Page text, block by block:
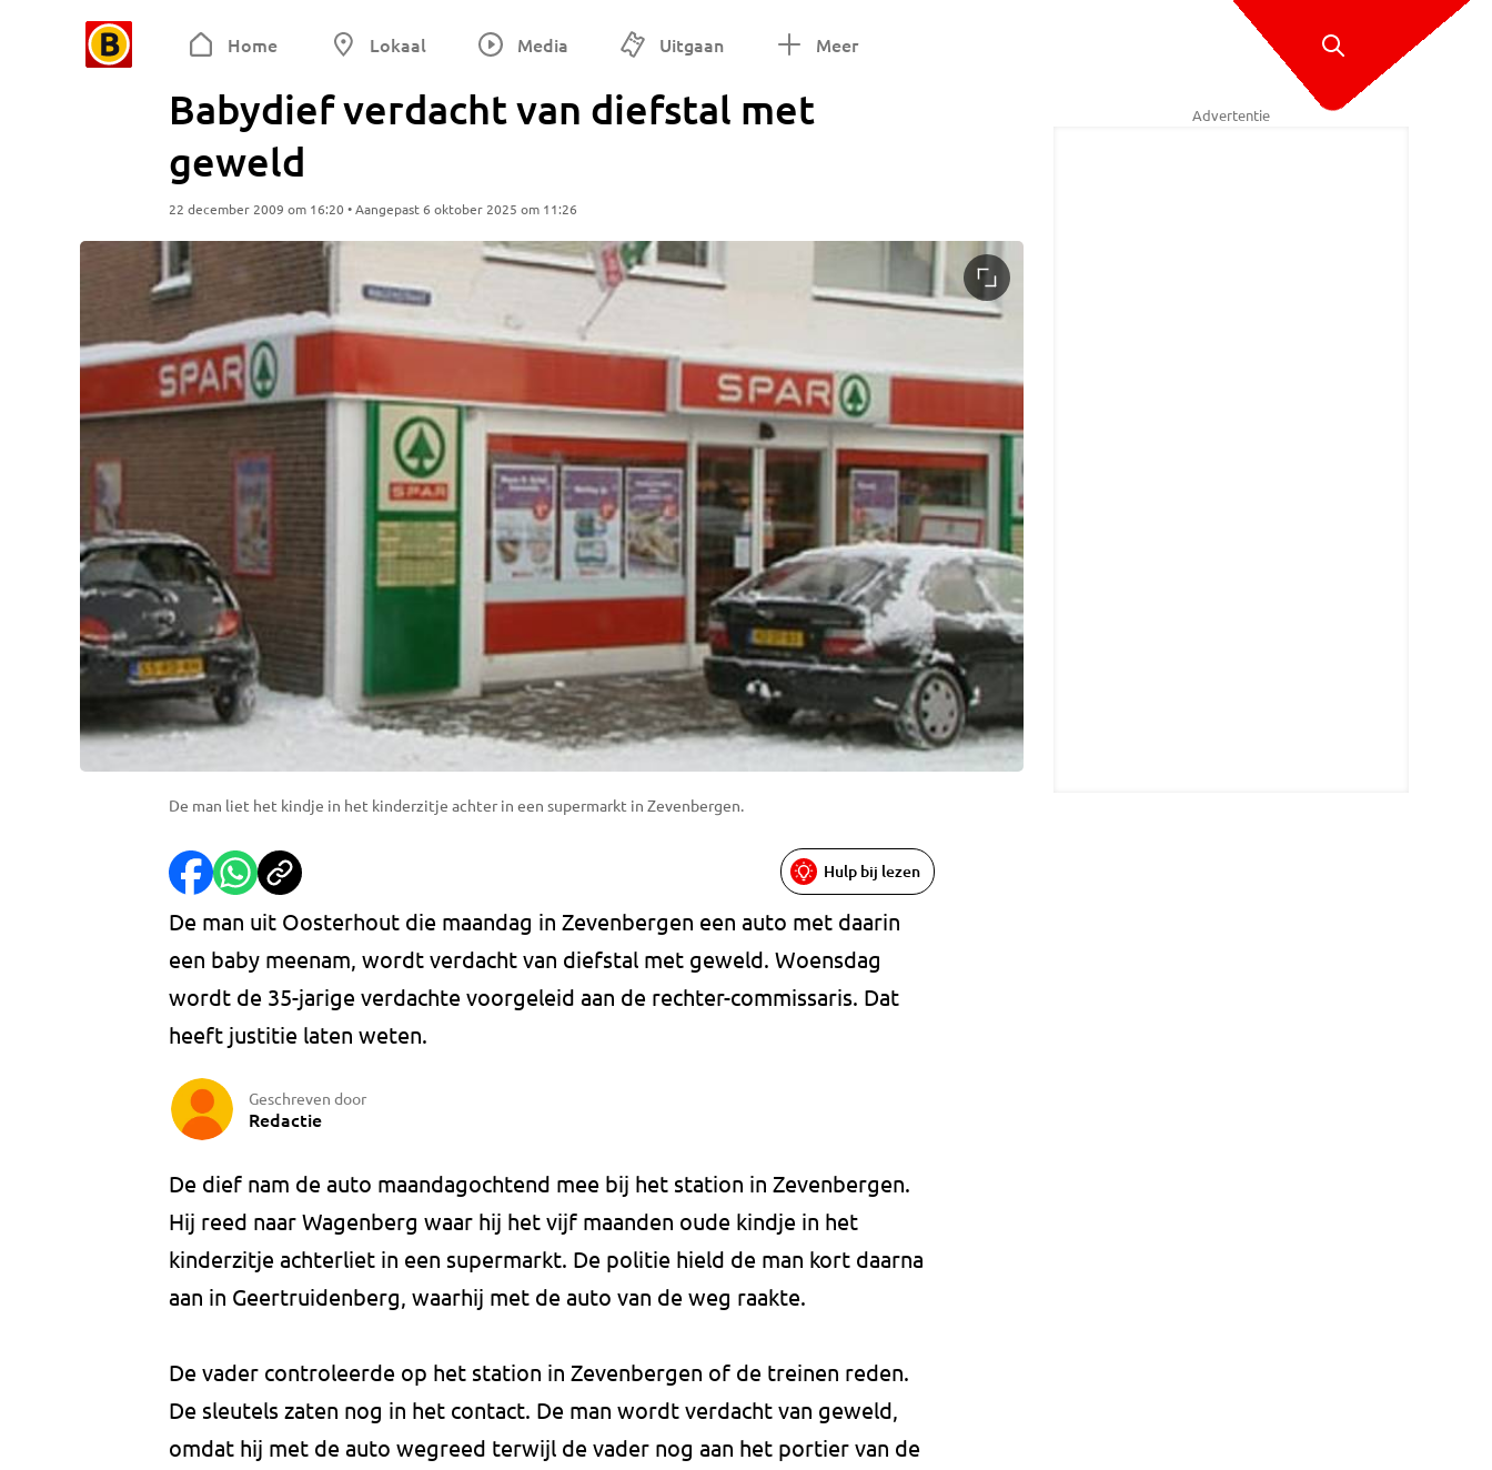
Home Lokaal Media Uitgaan Meer
Babydief verdacht van diefstal met
geweld
22 december 2009 om 16:20 • Aangepast 6 oktober 2025 om 11:26
De man liet het kindje in het kinderzitje achter in een supermarkt in Zevenbergen.
Hulp bij lezen
De man uit Oosterhout die maandag in Zevenbergen een auto met daarin
een baby meenam, wordt verdacht van diefstal met geweld. Woensdag
wordt de 35-jarige verdachte voorgeleid aan de rechter-commissaris. Dat
heeft justitie laten weten.
Geschreven door
Redactie
De dief nam de auto maandagochtend mee bij het station in Zevenbergen.
Hij reed naar Wagenberg waar hij het vijf maanden oude kindje in het
kinderzitje achterliet in een supermarkt. De politie hield de man kort daarna
aan in Geertruidenberg, waarhij met de auto van de weg raakte.
De vader controleerde op het station in Zevenbergen of de treinen reden.
De sleutels zaten nog in het contact. De man wordt verdacht van geweld,
omdat hij met de auto wegreed terwijl de vader nog aan het portier van de
Advertentie